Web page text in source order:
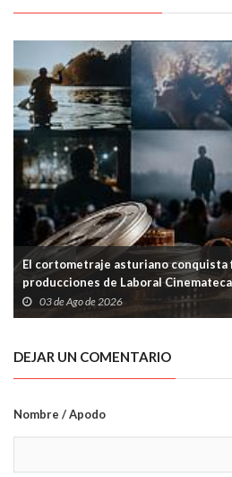
El cortometraje asturiano
producciones de Laboral
03 de Ago de 2026
DEJAR UN COMENTARIO
Nombre / Apodo